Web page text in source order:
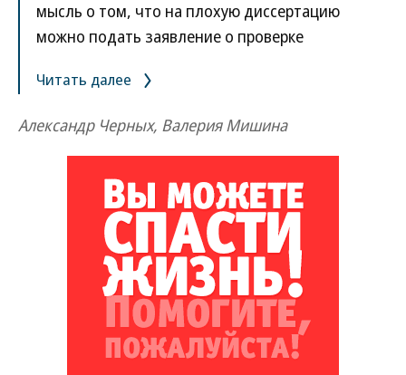
мысль о том, что на плохую диссертацию
можно подать заявление о проверке
Читать далее
Александр Черных, Валерия Мишина